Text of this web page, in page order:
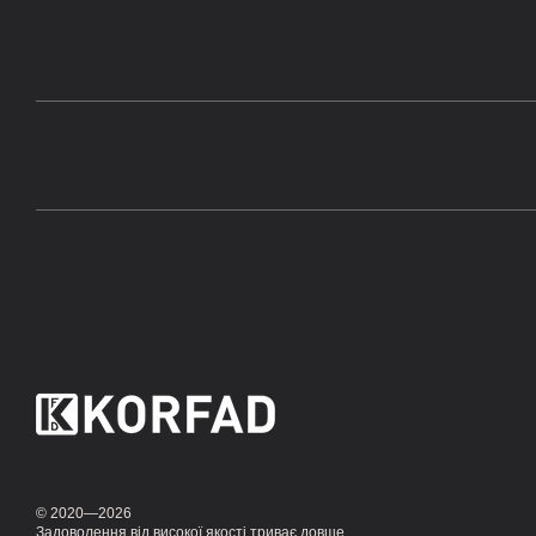
© 2020—2026
Задоволення від високої якості триває довше,